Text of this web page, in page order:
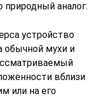
аналог.
устройство
обычной мухи и
вблизи
или на его